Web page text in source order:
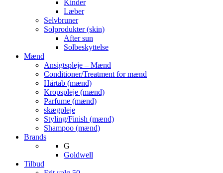
Kinder
Læber
Selvbruner
Solprodukter (skin)
After sun
Solbeskyttelse
Mænd
Ansigtspleje – Mænd
Conditioner/Treatment for mænd
Hårtab (mænd)
Kropspleje (mænd)
Parfume (mænd)
skægpleje
Styling/Finish (mænd)
Shampoo (mænd)
Brands
G
Goldwell
Tilbud